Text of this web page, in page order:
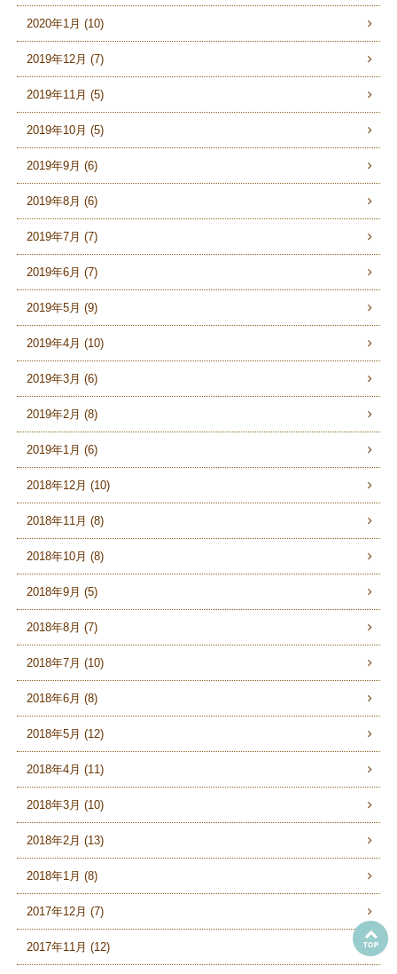
2020年1月 (10)
2019年12月 (7)
2019年11月 (5)
2019年10月 (5)
2019年9月 (6)
2019年8月 (6)
2019年7月 (7)
2019年6月 (7)
2019年5月 (9)
2019年4月 (10)
2019年3月 (6)
2019年2月 (8)
2019年1月 (6)
2018年12月 (10)
2018年11月 (8)
2018年10月 (8)
2018年9月 (5)
2018年8月 (7)
2018年7月 (10)
2018年6月 (8)
2018年5月 (12)
2018年4月 (11)
2018年3月 (10)
2018年2月 (13)
2018年1月 (8)
2017年12月 (7)
2017年11月 (12)